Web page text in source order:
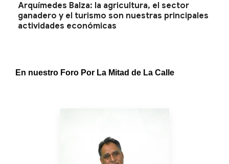
Arquímedes Balza: la agricultura, el sector
ganadero y el turismo son nuestras principales
actividades económicas
En nuestro Foro Por La Mitad de La Calle